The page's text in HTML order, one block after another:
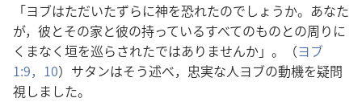
「ヨブはただいたずらに神を恐れたのでしょうか。あなた
が，彼とその家と彼の持っているすべてのものとの周りに
くまなく垣を巡らされたではありませんか」。（ヨブ
1:9，10）サタンはそう述べ，忠実な人ヨブの動機を疑問
視しました。